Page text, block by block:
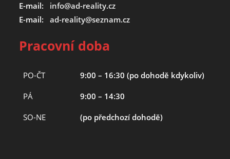
E-mail: info@ad-reality.cz
E-mail:ad-reality@seznam.cz
Pracovní doba
PO-ČT 9:00 – 16:30 (po dohodě kdykoliv)
PÁ 9:00 – 14:30
SO-NE (po předchozí dohodě)